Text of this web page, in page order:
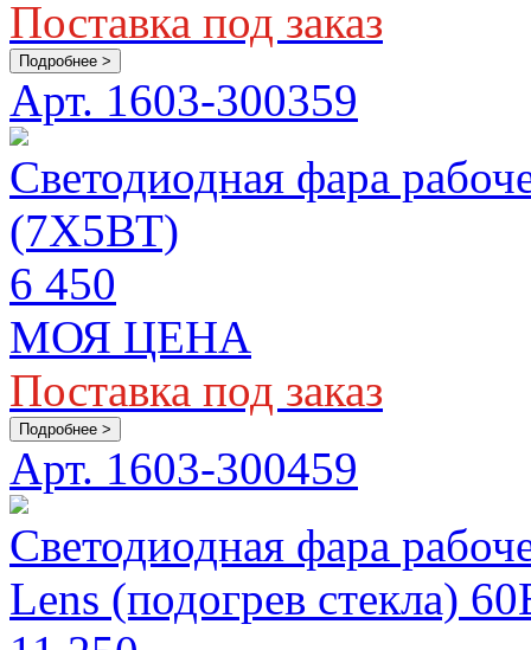
Поставка под заказ
Подробнее >
Арт. 1603-300359
Светодиодная фара
(7Х5ВТ)
6 450
МОЯ ЦЕНА
Поставка под заказ
Подробнее >
Арт. 1603-300459
Светодиодная фара
Lens (подогрев стекла)